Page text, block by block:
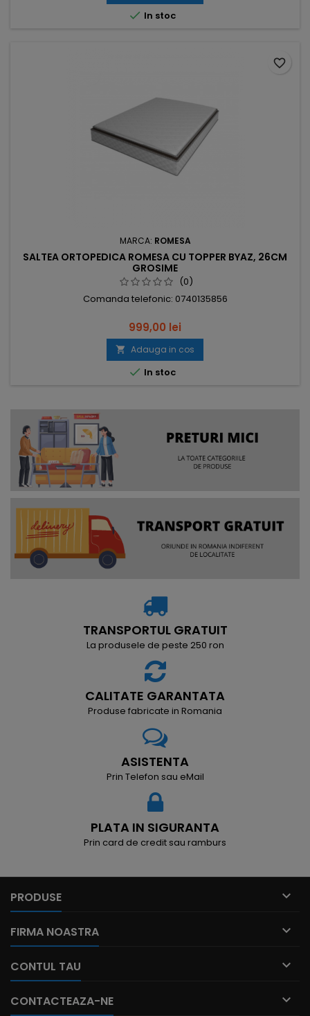
 In stoc
MARCA: ROMESA
SALTEA ORTOPEDICA ROMESA CU TOPPER BYAZ, 26CM
GROSIME
(0)
Comanda telefonic: 0740135856
999,00 lei
 Adauga in cos
 In stoc
favorite_border
TRANSPORTUL GRATUIT
La produsele de peste 250 ron
CALITATE GARANTATA
Produse fabricate in Romania
ASISTENTA
Prin Telefon sau eMail
PLATA IN SIGURANTA
Prin card de credit sau ramburs
PRODUSE 
FIRMA NOASTRA 
CONTUL TAU 
CONTACTEAZA-NE 